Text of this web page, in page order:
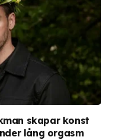
skapar konst
lång orgasm